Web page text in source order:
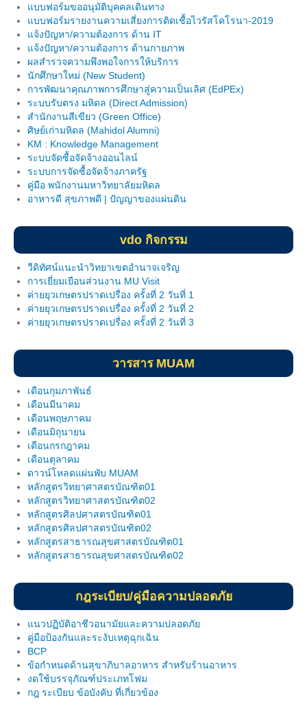
ทุนการศึกษา
ข่าวสาร/กิจกรรมนักศึกษา
แบบฟอร์ม
บริการด้านสุขภาพ
วินัยนักศึกษา
สโมสรนักศึกษา
การให้คำปรึกษา
ภาพกิจกรรม
วิจัยฯ
หน่วยประสานงานวิจัย
ศูนย์เครือข่าย (อพ.สธ.- มหิดล)
เอกสารอบรม
ฐานข้อมูลงานวิจัย
ผลงานวิจัยตีพิมพ์
ผลงานโครงการวิจัย
ผลงานวิจัยนำเสนอ
ประกาศ
แบบฟอร์ม MOU
แบบฟอร์ม MTA
วิทยทรัพยากร
คู่มือความปลอดภัยในห้องปฏิบัติการ
แบบฟอร์มขออนุมัติบุคคลเดินทาง
แบบฟอร์มรายงานความเสี่ยงการติดเชื้อไวรัสโคโรนา-2019
แจ้งปัญหา/ความต้องการ ด้าน IT
แจ้งปัญหา/ความต้องการ ด้านกายภาพ
ผลสำรวจความพึงพอใจการให้บริการ
นักศึกษาใหม่ (New Student)
การพัฒนาคุณภาพการศึกษาสู่ความเป็นเลิศ (EdPEx)
ระบบรับตรง มหิดล (Direct Admission)
สำนักงานสีเขียว (Green Office)
ศิษย์เก่ามหิดล (Mahidol Alumni)
KM : Knowledge Management
ระบบจัดซื้อจัดจ้างออนไลน์
ระบบการจัดซื้อจัดจ้างภาครัฐ
คู่มือ พนักงานมหาวิทยาลัยมหิดล
อาหารดี สุขภาพดี | ปัญญาของแผ่นดิน
vdo กิจกรรม
วีดิทัศน์แนะนำวิทยาเขตอำนาจเจริญ
การเยี่ยมเยือนส่วนงาน MU Visit
ค่ายยุวเกษตรปราดเปรื่อง ครั้งที่ 2 วันที่ 1
ค่ายยุวเกษตรปราดเปรื่อง ครั้งที่ 2 วันที่ 2
ค่ายยุวเกษตรปราดเปรื่อง ครั้งที่ 2 วันที่ 3
วารสาร MUAM
เดือนกุมภาพันธ์
เดือนมีนาคม
เดือนพฤษภาคม
เดือนมิถุนายน
เดือนกรกฎาคม
เดือนตุลาคม
ดาวน์โหลดแผ่นพับ MUAM
หลักสูตรวิทยาศาสตรบัณฑิต01
หลักสูตรวิทยาศาสตรบัณฑิต02
หลักสูตรศิลปศาสตรบัณฑิต01
หลักสูตรศิลปศาสตรบัณฑิต02
หลักสูตรสาธารณสุขศาสตรบัณฑิต01
หลักสูตรสาธารณสุขศาสตรบัณฑิต02
กฎระเบียบ/คู่มือความปลอดภัย
แนวปฏิบัติอาชีวอนามัยและความปลอดภัย
คู่มือป้องกันและระงับเหตุฉุกเฉิน
BCP
ข้อกำหนดด้านสุขาภิบาลอาหาร สำหรับร้านอาหาร
งดใช้บรรจุภัณฑ์ประเภทโฟม
กฎ ระเบียบ ข้อบังคับ ที่เกี่ยวข้อง